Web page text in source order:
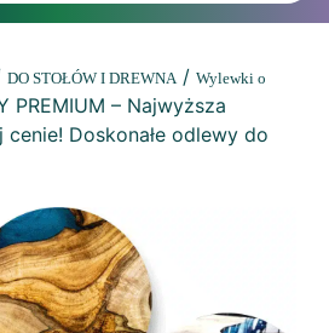
DO STOŁÓW I DREWNA/ Wylewki o
PREMIUM – Najwyższa
Doskonałe odlewy do